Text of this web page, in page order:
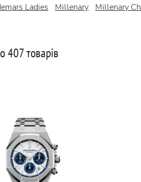
Ladies
Millenary Millenary
407 товарів